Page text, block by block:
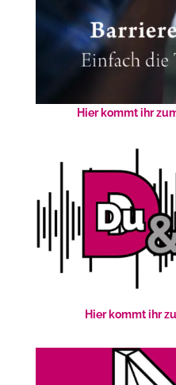
Hier kommt ihr
Hier kommt ihr